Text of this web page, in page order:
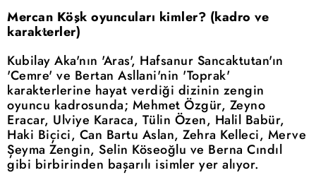
Mercan Köşk oyuncuları kimler? (kadro ve
karakterler)
Kubilay Aka'nın 'Aras', Hafsanur Sancaktutan'ın
'Cemre' ve Bertan Asllani'nin 'Toprak'
karakterlerine hayat verdiği dizinin zengin
oyuncu kadrosunda; Mehmet Özgür, Zeyno
Eracar, Ulviye Karaca, Tülin Özen, Halil Babür,
Haki Biçici, Can Bartu Aslan, Zehra Kelleci, Merve
Şeyma Zengin, Selin Köseoğlu ve Berna Cındıl
gibi birbirinden başarılı isimler yer alıyor.